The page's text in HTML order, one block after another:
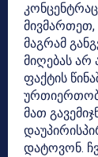
მივმართეთ,
მაგრამ
მიღებას არ
ფაქტის
მათ
დატოვონ.